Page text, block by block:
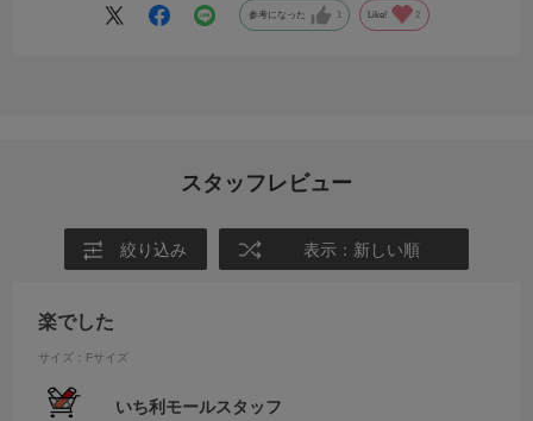
参考になった Like! 2
スタッフレビュー
絞り込み 表示：新しい順
楽でした
サイズ：Fサイズ
いち利モールスタッフ